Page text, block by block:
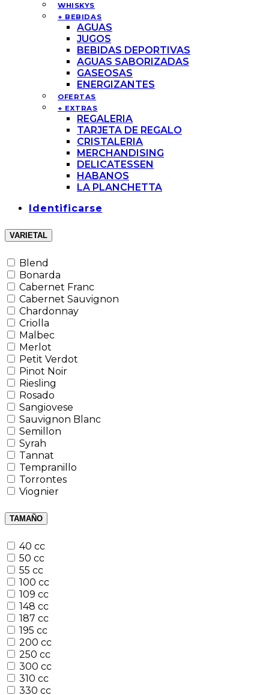
WHISKYS
+ BEBIDAS
AGUAS
JUGOS
BEBIDAS DEPORTIVAS
AGUAS SABORIZADAS
GASEOSAS
ENERGIZANTES
OFERTAS
+ EXTRAS
REGALERIA
TARJETA DE REGALO
CRISTALERIA
MERCHANDISING
DELICATESSEN
HABANOS
LA PLANCHETTA
Identificarse
VARIETAL
Blend
Bonarda
Cabernet Franc
Cabernet Sauvignon
Chardonnay
Criolla
Malbec
Merlot
Petit Verdot
Pinot Noir
Riesling
Rosado
Sangiovese
Sauvignon Blanc
Semillon
Syrah
Tannat
Tempranillo
Torrontes
Viognier
TAMAÑO
40 cc
50 cc
55 cc
100 cc
109 cc
148 cc
187 cc
195 cc
200 cc
250 cc
300 cc
310 cc
330 cc